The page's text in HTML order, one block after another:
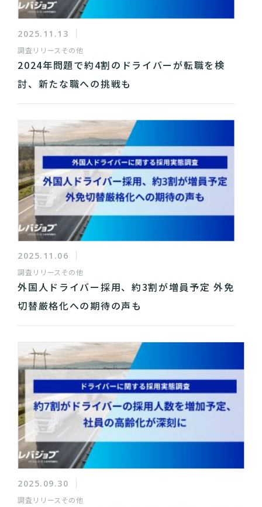
2025.11.13
調査リリース その他
2024年問題で約4割のドライバーが転職を検
討、新たな職への挑戦も
2025.11.06
調査リリース その他
外国人ドライバー採用、約3割が増員予定 外免
切替厳格化への期待の声も
2025.09.30
調査リリース その他